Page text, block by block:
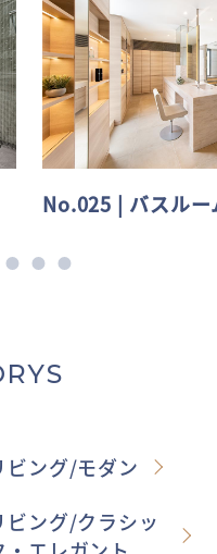
No.025 | バスルー
ビング/モダン
ビング/クラシッ